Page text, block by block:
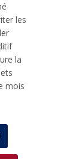
les
la
mois